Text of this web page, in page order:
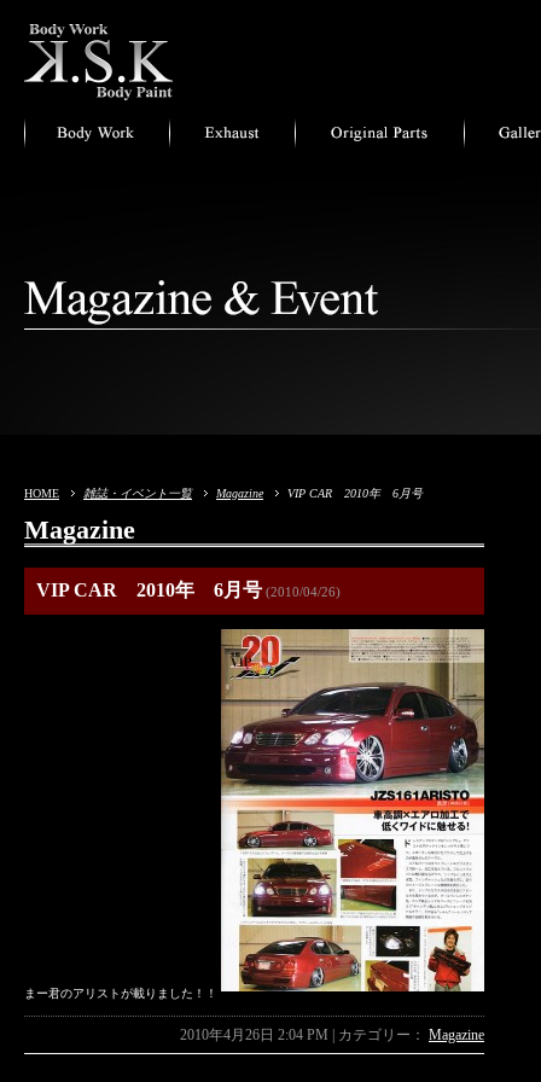
HOME 雑誌・イベント一覧 Magazine VIP CAR 2010年 6月号
Magazine
VIP CAR 2010年 6月号 (2010/04/26)
まー君のアリストが載りました！！
2010年4月26日 2:04 PM | カテゴリー： Magazine